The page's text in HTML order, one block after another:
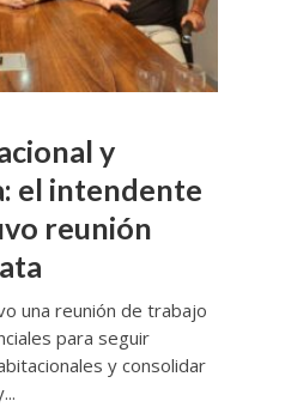
y
el intendente
reunión
una reunión de trabajo
para seguir
y consolidar